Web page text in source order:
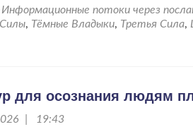
Информационные потоки через
, Тёмные Владыки, Третья Сила,
для осознания людям
| 19:43